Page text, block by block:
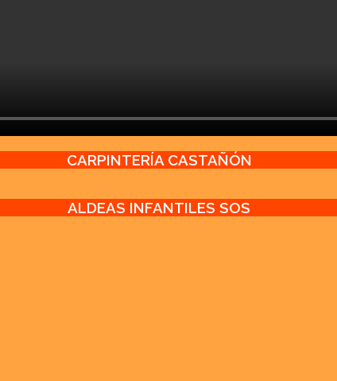
CARPINTERÍA CASTAÑÓN
ALDEAS INFANTILES SOS